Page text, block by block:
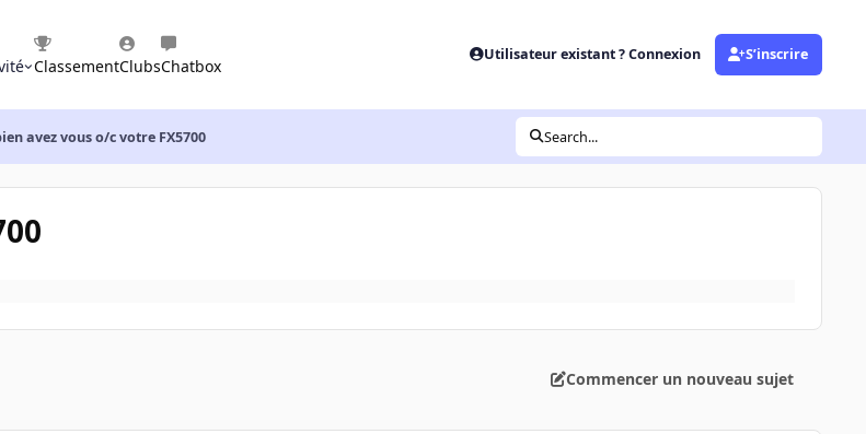
ClassementClubsChatbox
Utilisateur existant ? Connexion S’inscrire
avez vous o/c votre FX5700 Search...
Commencer un nouveau sujet